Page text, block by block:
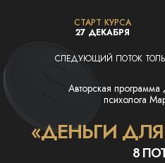
«ДЕНЬГИ
8
Авторская
психолога
СЛЕДУЮЩИЙ ПОТОК
СТАРТ КУРСА
27 ДЕКАБРЯ